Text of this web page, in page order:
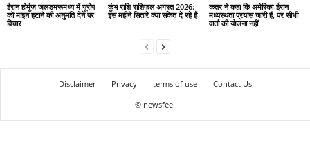
ईरान होर्मुज़ जलडमरूमध्य में यूरोप
को माइन हटाने की अनुमति देने पर
विचार
कुंभ राशि राशिफल अगस्त 2026:
इस महीने सितारे क्या संकेत दे रहे हैं
कतर ने कहा कि अमेरिका-ईरान
मध्यस्थता प्रयास जारी हैं, पर सीधी
वार्ता की योजना नहीं
Disclaimer Privacy terms of use
Contact Us
© newsfeel